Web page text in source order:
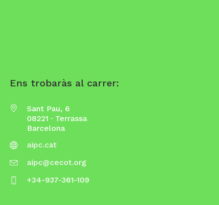
Ens trobaràs al carrer:
Sant Pau, 6
08221 · Terrassa
Barcelona
aipc.cat
aipc@cecot.org
+34-937-361-109